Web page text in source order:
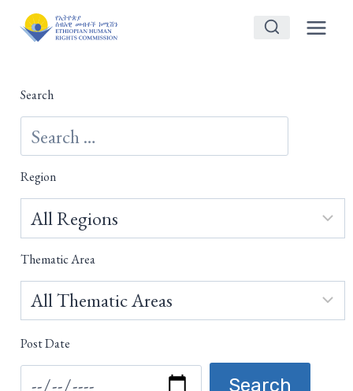
Search
Region
Thematic Area
Post Date